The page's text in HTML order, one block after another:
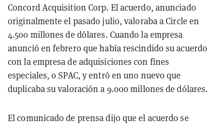
Concord Acquisition Corp. El acuerdo, anunciado
originalmente el pasado julio, valoraba a Circle en
4.500 millones de dólares. Cuando la empresa
anunció en febrero que había rescindido su acuerdo
con la empresa de adquisiciones con fines
especiales, o SPAC, y entró en uno nuevo que
duplicaba su valoración a 9.000 millones de dólares.
El comunicado de prensa dijo que el acuerdo se